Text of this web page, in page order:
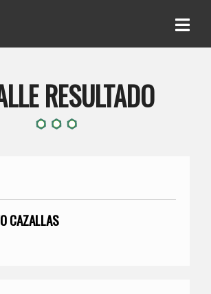
RESULTADO
CAZALLAS